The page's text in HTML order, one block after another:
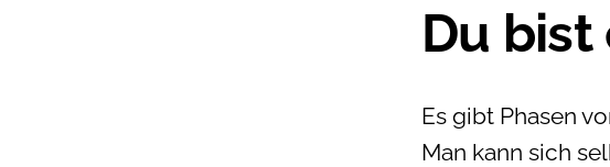
Du bist
Es gibt Phasen
Man kann sich